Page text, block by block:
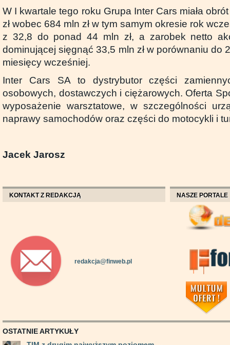
W I kwartale tego roku Grupa Inter Cars miała
zł wobec 684 mln zł w tym samym okresie rok
z 32,8 do ponad 44 mln zł, a zarobek netto
dominującej sięgnąć 33,5 mln zł w porównaniu do
miesięcy wcześniej.
Inter Cars SA to dystrybutor części
osobowych, dostawczych i ciężarowych. Oferta
wyposażenie warsztatowe, w szczególności
naprawy samochodów oraz części do motocykli i
Jacek Jarosz
KONTAKT Z REDAKCJĄ
redakcja@finweb.pl
NASZE PORTALE
OSTATNIE ARTYKUŁY